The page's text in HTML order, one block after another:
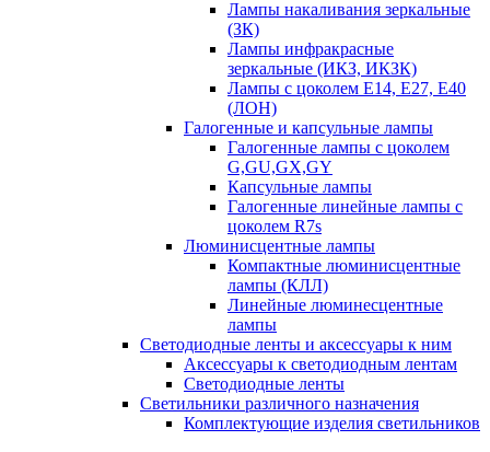
Лампы накаливания зеркальные
(ЗК)
Лампы инфракрасные
зеркальные (ИКЗ, ИКЗК)
Лампы с цоколем Е14, Е27, Е40
(ЛОН)
Галогенные и капсульные лампы
Галогенные лампы с цоколем
G,GU,GX,GY
Капсульные лампы
Галогенные линейные лампы с
цоколем R7s
Люминисцентные лампы
Компактные люминисцентные
лампы (КЛЛ)
Линейные люминесцентные
лампы
Светодиодные ленты и аксессуары к ним
Аксессуары к светодиодным лентам
Светодиодные ленты
Светильники различного назначения
Комплектующие изделия светильников